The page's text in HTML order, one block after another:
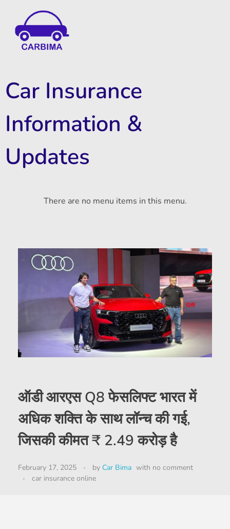
Car Insurance
Information &
Updates
There are no menu items in this menu.
ऑडी आरएस Q8 फेसलिफ्ट भारत में
अधिक शक्ति के साथ लॉन्च की गई,
जिसकी कीमत ₹ 2.49 करोड़ है
February 17, 2025 by Car Bima with no comment
car insurance online